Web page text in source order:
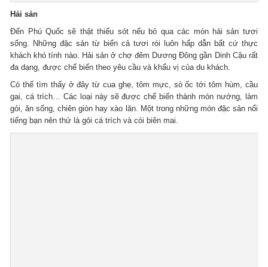
Hải sản
Đến Phú Quốc sẽ thật thiếu sót nếu bỏ qua các món hải sản tươi
sống. Những đặc sản từ biển cả tươi rói luôn hấp dẫn bất cứ thực
khách khó tính nào. Hải sản ở chợ đêm Dương Đông gần Dinh Cậu rất
đa dạng, được chế biến theo yêu cầu và khẩu vị của du khách.
Có thể tìm thấy ở đây từ cua ghẹ, tôm mực, sò ốc tới tôm hùm, cầu
gai, cá trích… Các loại này sẽ được chế biến thành món nướng, làm
gỏi, ăn sống, chiên giòn hay xào lăn. Một trong những món đặc sản nổi
tiếng bạn nên thử là gỏi cá trích và còi biên mai.